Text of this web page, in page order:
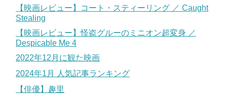
【映画レビュー】コート・スティーリング ／ Caught
Stealing
【映画レビュー】怪盗グルーのミニオン超変身 ／
Despicable Me 4
2022年12月に観た映画
2024年1月 人気記事ランキング
【俳優】趣里